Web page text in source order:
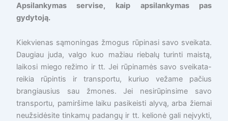
Apsilankymas servise, kaip apsilankymas pas
gydytoją.
Kiekvienas sąmoningas žmogus rūpinasi savo sveikata.
Daugiau juda, valgo kuo mažiau riebalų turinti maistą,
laikosi miego režimo ir tt. Jei rūpinamės savo sveikata-
reikia rūpintis ir transportu, kuriuo vežame pačius
brangiausius sau žmones. Jei nesirūpinsime savo
transportu, pamiršime laiku pasikeisti alyvą, arba žiemai
neužsidėsite tinkamų padangų ir tt. kelionė gali neįvykti,